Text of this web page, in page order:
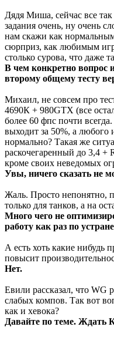
Дядя Миша, сейчас все
задания очень, ну очень
нам скажи как
сюрприз, как любимым
столько сурова, что даже
В чем конкретно вопрос
второму общему тесту
Михаил, не совсем про
4690К + 980GTX (все
более 60 фпс почти
выходит за 50%, а
нормально? Такая же
раскочегаренный до 3,4 +
кроме своих неведомых
Увы, ничего сказать не
Жаль. Просто непонятно,
только для танков, а на
Много чего не
работу как раз по
А есть хоть какие нибудь
повысит
Нет.
Евили рассказал, что WG
слабых компов. Так вот
как и хевока?
Давайте по теме. Ждать